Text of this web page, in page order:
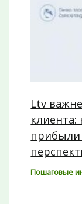
Ltv
клиента:
прибыли
Пошаговые